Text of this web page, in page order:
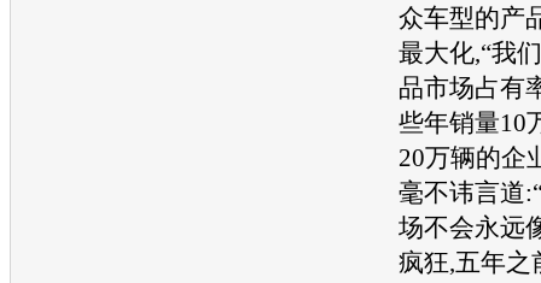
众车型的产
最大化,“我
品市场占有
些年销量10
20万辆的企
毫不讳言道
场不会永远
疯狂,五年之